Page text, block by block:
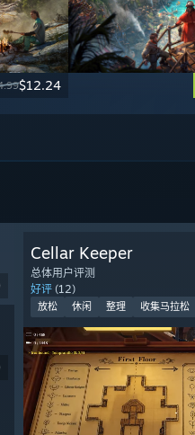
$12.24
Cellar Keeper
总体用户评测
好评 (12)
放松 休闲 整理 收集马拉松